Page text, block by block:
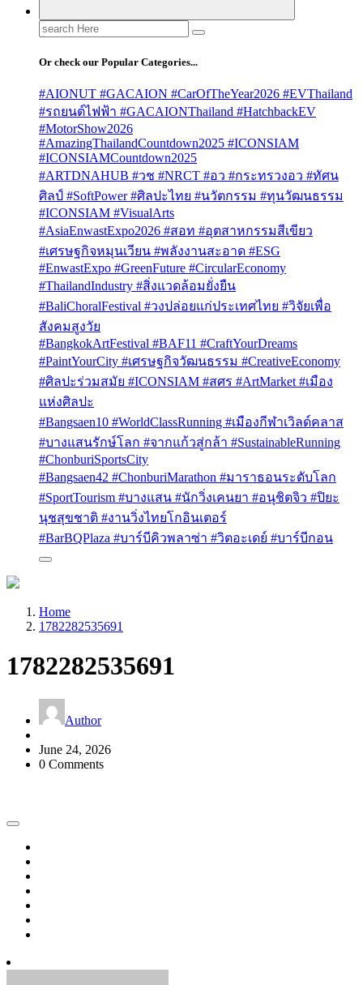
Search
for:
Or check our Popular Categories...
#AIONUT #GACAION #CarOfTheYear2026 #EVThailand
#รถยนต์ไฟฟ้า #GACAIONThailand #HatchbackEV
#MotorShow2026
#AmazingThailandCountdown2025 #ICONSIAM
#ICONSIAMCountdown2025
#ARTDNAHUB #วช #NRCT #อว #กระทรวงอว #ทัศน
ศิลป์ #SoftPower #ศิลปะไทย #นวัตกรรม #ทุนวัฒนธรรม
#ICONSIAM #VisualArts
#AsiaEnwastExpo2026 #สอท #อุตสาหกรรมสีเขียว
#เศรษฐกิจหมุนเวียน #พลังงานสะอาด #ESG
#EnwastExpo #GreenFuture #CircularEconomy
#ThailandIndustry #สิ่งแวดล้อมยั่งยืน
#BaliChoralFestival #วงปล่อยแก่ประเทศไทย #วิจัยเพื่อ
สังคมสูงวัย
#BangkokArtFestival #BAF11 #CraftYourDreams
#PaintYourCity #เศรษฐกิจวัฒนธรรม #CreativeEconomy
#ศิลปะร่วมสมัย #ICONSIAM #สศร #ArtMarket #เมือง
แห่งศิลปะ
#Bangsaen10 #WorldClassRunning #เมืองกีฬาเวิลด์คลาส
#บางแสนรักษ์โลก #จากแก้วสู่กล้า #SustainableRunning
#ChonburiSportsCity
#Bangsaen42 #ChonburiMarathon #มาราธอนระดับโลก
#SportTourism #บางแสน #นักวิ่งเคนยา #อนุชิตจิว #ปิยะ
นุชสุขชาติ #งานวิ่งไทยโกอินเตอร์
#BarBQPlaza #บาร์บีคิวพลาซ่า #วิตอะเดย์ #บาร์บีกอน
Home
1782282535691
1782282535691
Author
June 24, 2026
0 Comments